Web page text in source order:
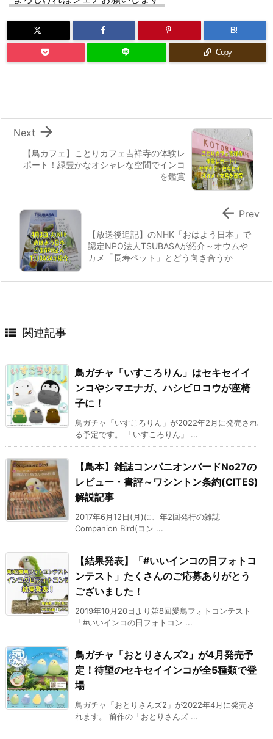
B!
Copy
【鳥カフェ】ことりカフェ吉祥寺の体験レ
ポート！緑豊かなオシャレな空間でインコ
を鑑賞

Next
【放送後追記】のNHK「おはよう日本」で
認定NPO法人TSUBASAが紹介～オウムや
カメ「長寿ペット」とどう向き合うか
 Prev
 関連記事
鳥ガチャ「いすころりん」はセキセイイ
ンコやシマエナガ、ハシビロコウが座椅
子に！
鳥ガチャ「いすころりん」が2022年2月に発売され
る予定です。 「いすころりん」 ...
【鳥本】雑誌コンパニオンバードNo27の
レビュー・書評～ワシントン条約(CITES)
解説記事
2017年6月12日(月)に、年2回発行の雑誌
Companion Bird(コン ...
【結果発表】「#いいインコの日フォトコ
ンテスト」たくさんのご応募ありがとう
ございました！
2019年10月20日より第8回愛鳥フォトコンテスト
「#いいインコの日フォトコン ...
鳥ガチャ「おとりさんズ2」が4月発売予
定！待望のセキセイインコが全5種類で登
場
鳥ガチャ「おとりさんズ2」が2022年4月に発売さ
れます。 前作の「おとりさんズ ...